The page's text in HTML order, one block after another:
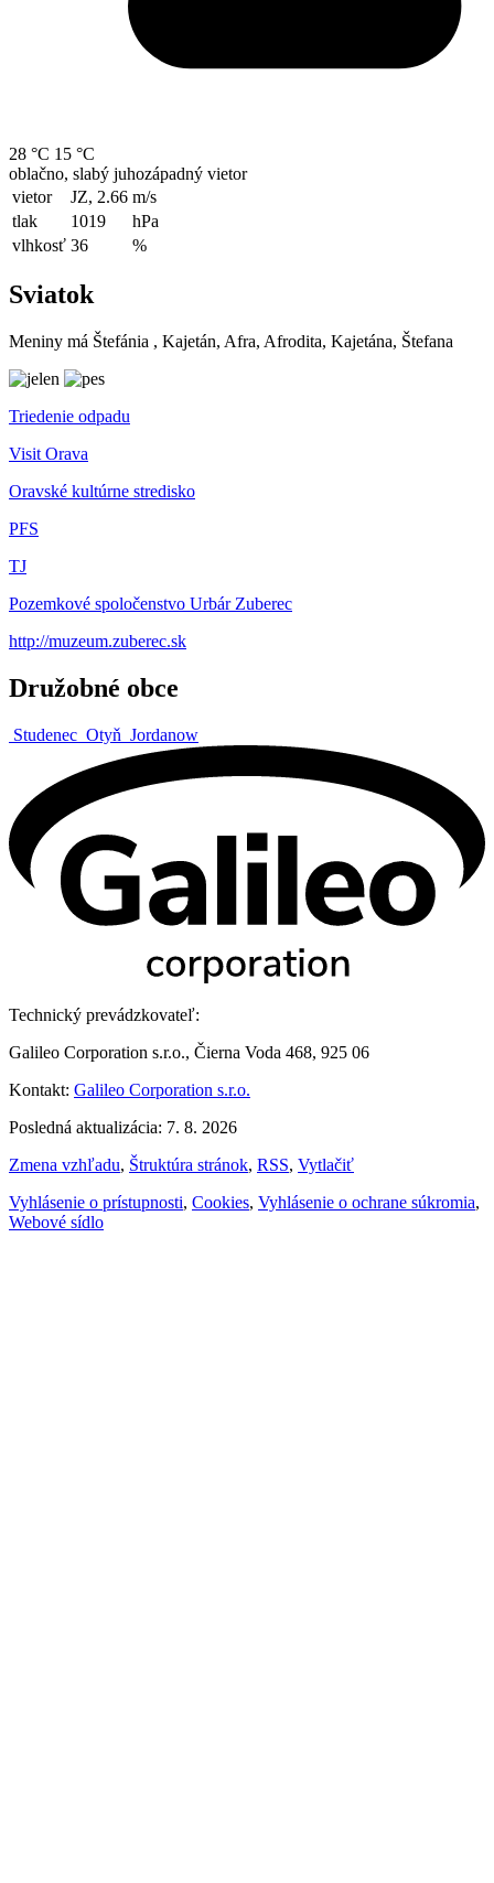
28 °C 15 °C
oblačno, slabý juhozápadný vietor
vietor
JZ, 2.66 m/s
tlak
1019
hPa
vlhkosť 36 %
Sviatok
Meniny má Štefánia , Kajetán, Afra, Afrodita, Kajetána, Štefana
Triedenie odpadu
Visit Orava
Oravské kultúrne stredisko
PFS
TJ
Pozemkové spoločenstvo Urbár Zuberec
http://muzeum.zuberec.sk
Družobné obce
Studenec Otyň Jordanow
Technický prevádzkovateľ:
Galileo Corporation s.r.o., Čierna Voda 468, 925 06
Kontakt: Galileo Corporation s.r.o.
Posledná aktualizácia: 7. 8. 2026
Zmena vzhľadu, Štruktúra stránok, RSS, Vytlačiť
Vyhlásenie o prístupnosti, Cookies, Vyhlásenie o ochrane súkromia,
Webové sídlo